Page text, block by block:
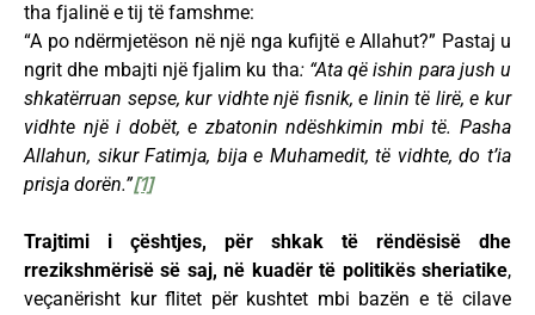
tha fjalinë e tij të famshme:
“A po ndërmjetëson në një nga kufijtë e Allahut?” Pastaj u
ngrit dhe mbajti një fjalim ku tha: “Ata që ishin para jush u
shkatërruan sepse, kur vidhte një fisnik, e linin të lirë, e kur
vidhte një i dobët, e zbatonin ndëshkimin mbi të. Pasha
Allahun, sikur Fatimja, bija e Muhamedit, të vidhte, do t’ia
prisja dorën.”[1]
Trajtimi i çështjes, për shkak të rëndësisë dhe
rrezikshmërisë së saj, në kuadër të politikës sheriatike,
veçanërisht kur flitet për kushtet mbi bazën e të cilave